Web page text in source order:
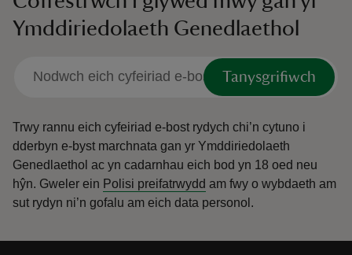
Ymddiriedolaeth Genedlaethol
Tanysgrifiwch
Trwy rannu eich cyfeiriad e-bost rydych chi’n cytuno i
dderbyn e-byst marchnata gan yr Ymddiriedolaeth
Genedlaethol ac yn cadarnhau eich bod yn 18 oed neu
hŷn. Gweler ein Polisi preifatrwydd am fwy o wybdaeth am
sut rydyn ni’n gofalu am eich data personol.